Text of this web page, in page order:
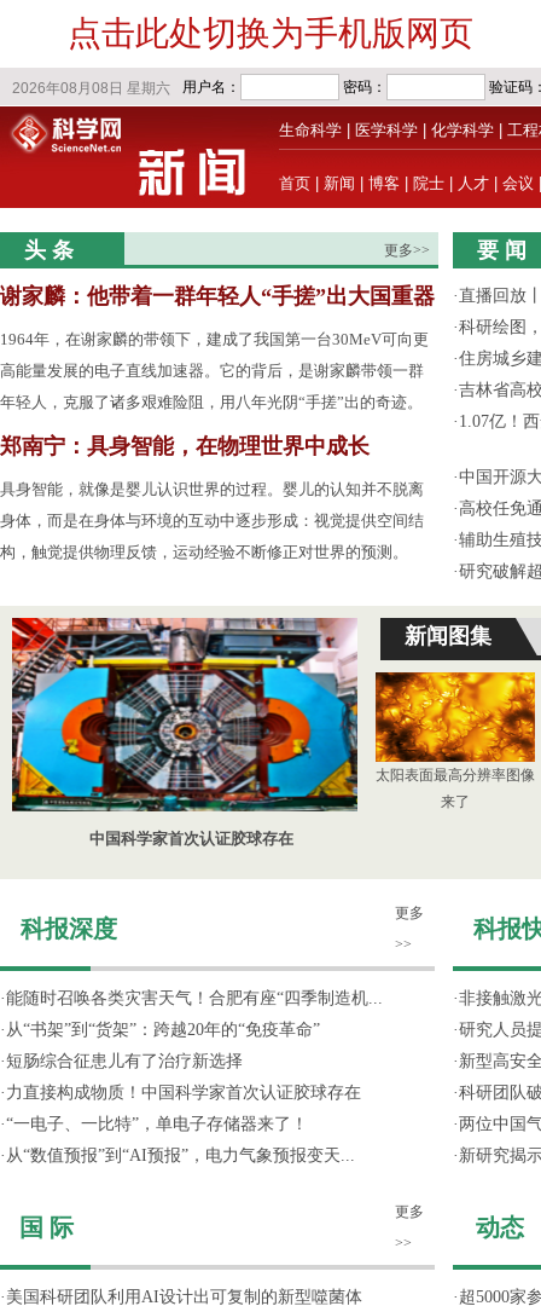
点击此处切换为手机版网页
生命科学 医学科学 化学科学 工
首页 新闻 博客 院士 人才 会议
头 条 更多>>
谢家麟：他带着一群年轻人“手搓”出大国重器
1964年，在谢家麟的带领下，建成了我国第一台30MeV可向更
高能量发展的电子直线加速器。它的背后，是谢家麟带领一群
年轻人，克服了诸多艰难险阻，用八年光阴“手搓”出的奇迹。
郑南宁：具身智能，在物理世界中成长
具身智能，就像是婴儿认识世界的过程。婴儿的认知并不脱离
身体，而是在身体与环境的互动中逐步形成：视觉提供空间结
构，触觉提供物理反馈，运动经验不断修正对世界的预测。
要 闻
·直播回放
·科研绘图
·住房城乡
·吉林省高
· 1.07亿！
·中国开源
· 高校任免
·辅助生殖
·研究破解
中国科学家首次认证胶球存在
新闻图集
太阳表面最高分辨率图像
来了
科报深度
更多
>>
·能随时召唤各类灾害天气！合肥有座“四季制造机...
· 从“书架”到“货架”：跨越20年的“免疫革命”
· 短肠综合征患儿有了治疗新选择
· 力直接构成物质！中国科学家首次认证胶球存在
·“一电子、一比特”，单电子存储器来了！
· 从“数值预报”到“AI预报”，电力气象预报变天...
国 际
更多
>>
· 美国科研团队利用AI设计出可复制的新型噬菌体
科报
·非接触激
·研究人员
· 新型高安
·科研团队
· 两位中国
· 新研究揭
动态
· 超5000家